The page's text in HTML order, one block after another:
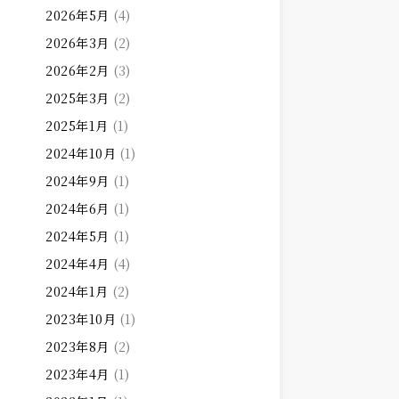
2026年5月 (4)
2026年3月 (2)
2026年2月 (3)
2025年3月 (2)
2025年1月 (1)
2024年10月 (1)
2024年9月 (1)
2024年6月 (1)
2024年5月 (1)
2024年4月 (4)
2024年1月 (2)
2023年10月 (1)
2023年8月 (2)
2023年4月 (1)